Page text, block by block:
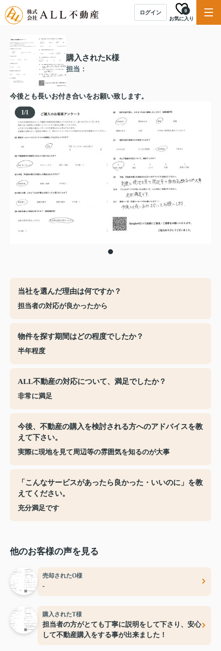
ログイン
お気に入り
0
購入されたK様
担当：
今後とも長いお付き合いをお願い致します。
1/1
当社を選んだ理由は何ですか？
担当者の対応が良かったから
物件を探す期間はどの程度でしたか？
半年程度
ALL不動産の対応について、満足でしたか？
非常に満足
今後、不動産の購入を検討される方へのアドバイスを教
えて下さい。
実際に現地を見て周辺等の雰囲気を知るのが大事
「こんなサービスがあったら良かった・いいのに」を教
えてください。
充分満足です
他のお客様の声を見る
売却されたO様
-
購入されたT様
担当者の方がとても丁寧に説明をして下さり、安心
して不動産購入をする事が出来ました！